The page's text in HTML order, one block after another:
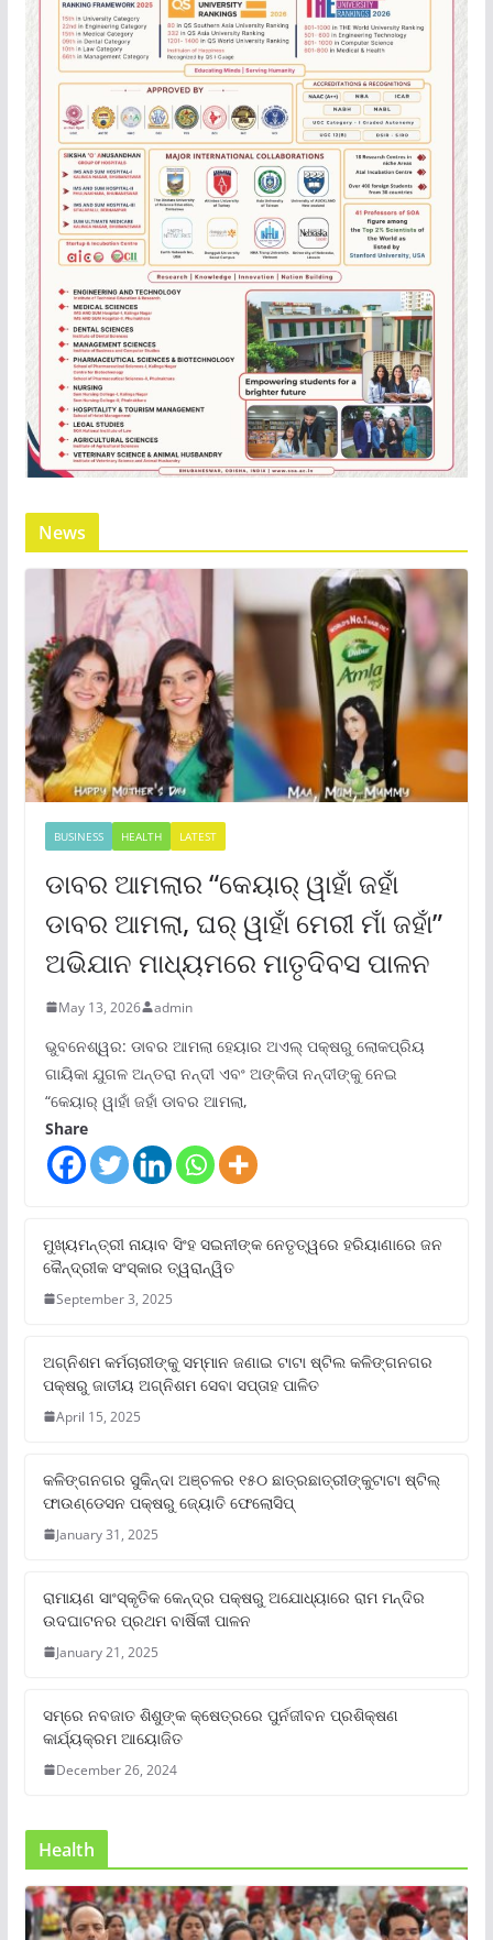
News
BUSINESS HEALTH LATEST
ଡାବର ଆମଲାର “କେୟାର୍ ୱାହାଁ ଜହାଁ
ଡାବର ଆମଲା, ଘର୍ ୱାହାଁ ମେରୀ ମାଁ ଜହାଁ”
ଅଭିଯାନ ମାଧ୍ୟମରେ ମାତୃଦିବସ ପାଳନ
May 13, 2026 admin
ଭୁବନେଶ୍ୱର: ଡାବର ଆମଲା ହେୟାର ଅଏଲ୍ ପକ୍ଷରୁ ଲୋକପ୍ରିୟ
ଗାୟିକା ଯୁଗଳ ଅନ୍ତରା ନନ୍ଦୀ ଏବଂ ଅଙ୍କିତା ନନ୍ଦୀଙ୍କୁ ନେଇ
“କେୟାର୍ ୱାହାଁ ଜହାଁ ଡାବର ଆମଲା,
Share
ମୁଖ୍ୟମନ୍ତ୍ରୀ ନାୟାବ ସିଂହ ସଇନୀଙ୍କ ନେତୃତ୍ୱରେ ହରିୟାଣାରେ ଜନ
କୈନ୍ଦ୍ରୀକ ସଂସ୍କାର ତ୍ୱରାନ୍ୱିତ
September 3, 2025
ଅଗ୍ନିଶମ କର୍ମଚାରୀଙ୍କୁ ସମ୍ମାନ ଜଣାଇ ଟାଟା ଷ୍ଟିଲ କଳିଙ୍ଗନଗର
ପକ୍ଷରୁ ଜାତୀୟ ଅଗ୍ନିଶମ ସେବା ସପ୍ତାହ ପାଳିତ
April 15, 2025
କଳିଙ୍ଗନଗର ସୁକିନ୍ଦା ଅଞ୍ଚଳର ୧୫୦ ଛାତ୍ରଛାତ୍ରୀଙ୍କୁଟାଟା ଷ୍ଟିଲ୍
ଫାଉଣ୍ଡେସନ ପକ୍ଷରୁ ଜ୍ୟୋତି ଫେଲୋସିପ୍‌
January 31, 2025
ରାମାୟଣ ସାଂସ୍କୃତିକ କେନ୍ଦ୍ର ପକ୍ଷରୁ ଅଯୋଧ୍ୟାରେ ରାମ ମନ୍ଦିର
ଉଦଘାଟନର ପ୍ରଥମ ବାର୍ଷିକୀ ପାଳନ
January 21, 2025
ସମ୍‌ରେ ନବଜାତ ଶିଶୁଙ୍କ କ୍ଷେତ୍ରରେ ପୁର୍ନଜୀବନ ପ୍ରଶିକ୍ଷଣ
କାର୍ଯ୍ୟକ୍ରମ ଆୟୋଜିତ
December 26, 2024
Health